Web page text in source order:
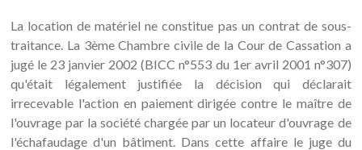
La location de matériel ne constitue pas un contrat de sous-
traitance. La 3ème Chambre civile de la Cour de Cassation a
jugé le 23 janvier 2002 (BICC n°553 du 1er avril 2001 n°307)
qu'était légalement justifiée la décision qui déclarait
irrecevable l'action en paiement dirigée contre le maître de
l'ouvrage par la société chargée par un locateur d'ouvrage de
l'échafaudage d'un bâtiment. Dans cette affaire le juge du